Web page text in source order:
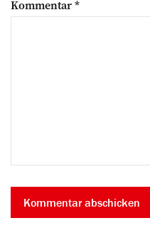
Kommentar*